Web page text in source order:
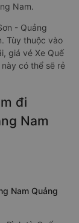
Nam.
- Quảng
Tùy thuộc vào
giá vé Xe Quế
có thể sẽ rẻ
đi
Nam
Nam Quảng